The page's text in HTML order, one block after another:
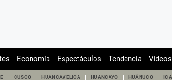
Economía Espectáculos Tendencia Videos
CUSCO HUANCAVELICA HUANCAYO HUÁNUCO ICA